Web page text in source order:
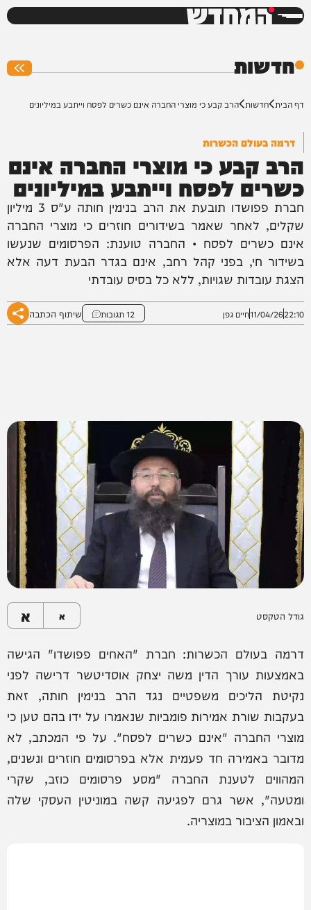
המחדש
חדשות
דף הבית חדשות הרב קבע כי מוצרי החברה אינם כשרים לפסח וייתבע במיליונים
דרמה בעולם הכשרות
הרב קבע כי מוצרי החברה אינם
כשרים לפסח וייתבע במיליונים
חברת פפושדו תובעת את הרב בנימין חותה ע"ס 3 מיליון
שקלים, לאחר שאמר בשידורים חוזרים כי מוצרי החברה
אינם כשרים לפסח • החברה טוענת: הפרסומים שנעשו
בשידור חי, בפני קהל רחב, אינם בגדר הבעת דעה אלא
הצגת עובדות שגויות, ללא כל בסיס עובדתי
22:10
11/04/26חיים גפן 12 תגובות שיתוף הכתבה
גודל הטקסט א א
דרמה בעולם הכשרות: חברת "האחים פפושדו" הגישה
באמצעות עורך הדין משה יצחק אוסדיטשר דרישה לפני
נקיטת הליכים משפטיים נגד הרב בנימין חותה, זאת
בעקבות שורת אמירות פומביות שנאמרו על ידו בהם טען כי
מוצרי החברה "אינם כשרים לפסח". על פי המכתב, לא
מדובר באמירה חד פעמית אלא בפרסומים חוזרים ונשנים,
המהווים לטענת החברה "מסע פרסומים כוזב, שקרי
ומטעה", אשר גרם לפגיעה קשה במוניטין העסקי שלה
ובאמון הציבור במוצריה.